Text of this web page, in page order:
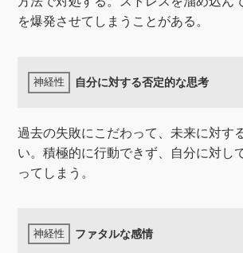
を爆発させてしまうことがある。
自分に対する否定的な思考
過去の失敗にこだわって、未来に対す
い。積極的に行動できず、自分に対し
ってしまう。
ファタルな感情